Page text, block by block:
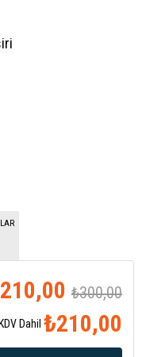
₺300,00
KDV Dahil ₺210,00